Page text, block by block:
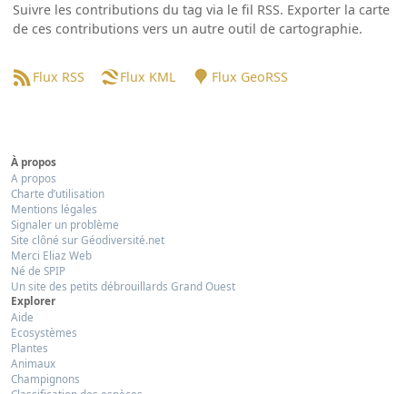
Suivre les contributions du tag via le fil RSS. Exporter la carte
de ces contributions vers un autre outil de cartographie.
Flux RSS Flux KML Flux GeoRSS
À propos
A propos
Charte d’utilisation
Mentions légales
Signaler un problème
Site clôné sur Géodiversité.net
Merci Eliaz Web
Né de SPIP
Un site des petits débrouillards Grand Ouest
Explorer
Aide
Ecosystèmes
Plantes
Animaux
Champignons